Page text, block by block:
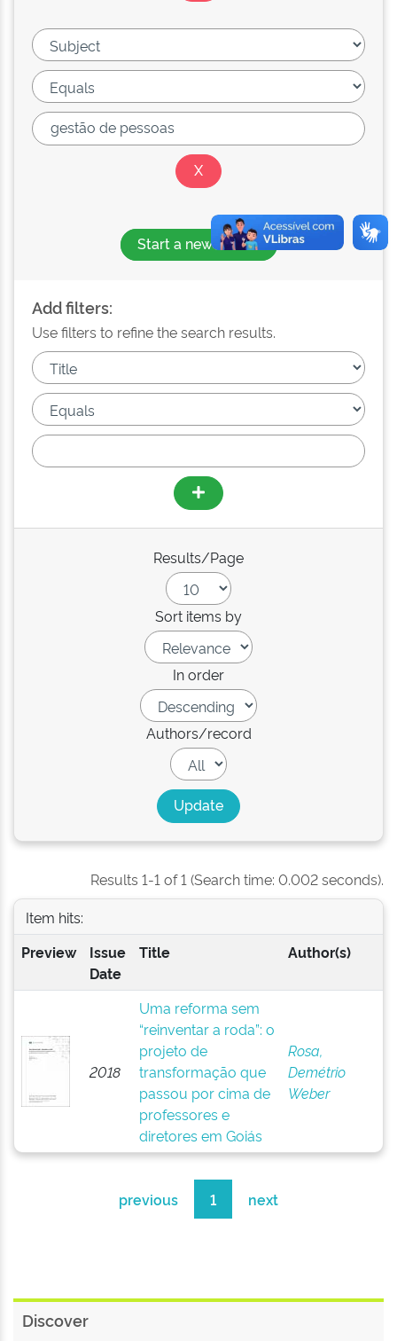
Start a new search
Add filters:
Use filters to refine the search results.
Results/Page
Sort items by
In order
Authors/record
Results 1-1 of 1 (Search time: 0.002 seconds).
Item hits:
Preview
Issue
Date
Title Author(s)
2018
Uma reforma sem
“reinventar a roda”: o
projeto de
transformação que
passou por cima de
professores e
diretores em Goiás
Rosa,
Demétrio
Weber
previous 1 next
Discover